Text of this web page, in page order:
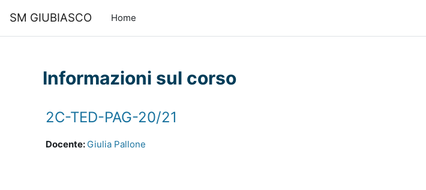
SM GIUBIASCO Home
Informazioni sul corso
2C-TED-PAG-20/21
Docente: Giulia Pallone